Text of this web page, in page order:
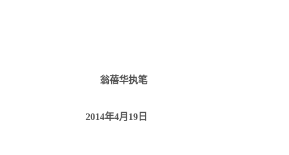
翁蓓华执笔
2014年4月 19 日